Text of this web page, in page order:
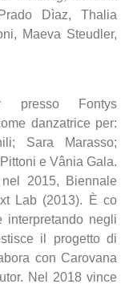
Dìaz, Thalia
Maeva Steudler,
presso Fontys
danzatrice per:
Sara Marasso;
e Vânia Gala.
2015, Biennale
Lab (2013). È co
negli
il progetto di
con Carovana
Nel 2018 vince